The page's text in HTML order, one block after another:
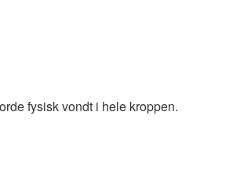
fysisk vondt i hele kroppen.